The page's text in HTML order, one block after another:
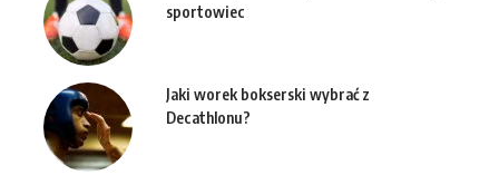
sportowiec
Jaki worek bokserski wybrać z
Decathlonu?